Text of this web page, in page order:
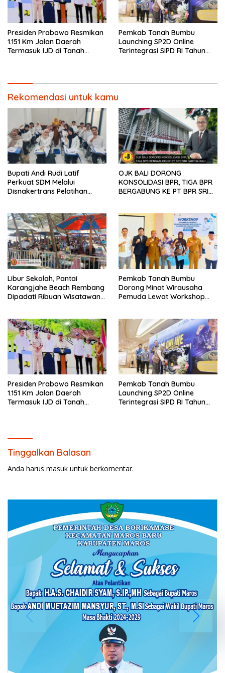
Presiden Prabowo Resmikan
1.151 Km Jalan Daerah
Termasuk IJD di Tanah
Pemkab Tanah Bumbu
Launching SP2D Online
Terintegrasi SIPD RI Tahun
Rekomendasi untuk kamu
Bupati Andi Rudi Latif
Perkuat SDM Melalui
Disnakertrans Pelatihan
OJK BALI DORONG
KONSOLIDASI BPR, TIGA BPR
BERGABUNG KE PT BPR SRI
Libur Sekolah, Pantai
Karangjahe Beach Rembang
Dipadati Ribuan Wisatawan
Pemkab Tanah Bumbu
Dorong Minat Wirausaha
Pemuda Lewat Workshop
Presiden Prabowo Resmikan
1.151 Km Jalan Daerah
Termasuk IJD di Tanah
Pemkab Tanah Bumbu
Launching SP2D Online
Terintegrasi SIPD RI Tahun
Tinggalkan Balasan
Anda harus masuk untuk berkomentar.